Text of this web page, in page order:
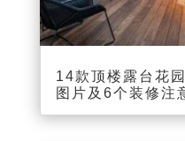
14款顶楼露台花
图片及6个装修注